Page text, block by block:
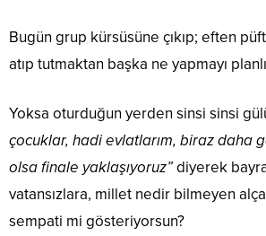
Bugün grup kürsüsüne çıkıp; eften
atıp tutmaktan başka ne yapmayı
Yoksa oturduğun yerden sinsi sinsi
çocuklar, hadi evlatlarım, biraz daha
olsa finale yaklaşıyoruz”diyerek
vatansızlara, millet nedir bilmeyen
sempati mi gösteriyorsun?